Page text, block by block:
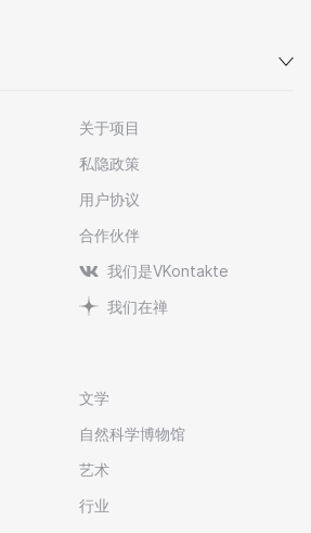
关于项目
私隐政策
用户协议
合作伙伴
我们是VKontakte
我们在禅
文学
自然科学博物馆
艺术
行业